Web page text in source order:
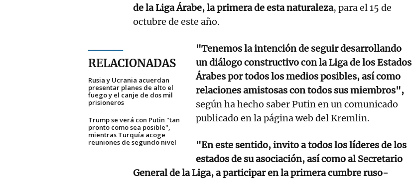
de la Liga Árabe, la primera de esta naturaleza, para el 15 de
octubre de este año.
RELACIONADAS
Rusia y Ucrania acuerdan
presentar planes de alto el
fuego y el canje de dos mil
prisioneros
Trump se verá con Putin "tan
pronto como sea posible",
mientras Turquía acoge
reuniones de segundo nivel
"Tenemos la intención de seguir desarrollando
un diálogo constructivo con la Liga de los Estados
Árabes por todos los medios posibles, así como
relaciones amistosas con todos sus miembros",
según ha hecho saber Putin en un comunicado
publicado en la página web del Kremlin.
"En este sentido, invito a todos los líderes de los
estados de su asociación, así como al Secretario
General de la Liga, a participar en la primera cumbre ruso-